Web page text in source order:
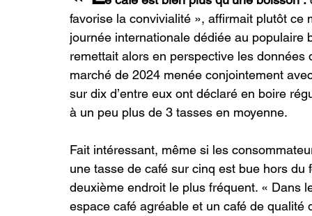
favorise la convivialité », affirmait plutôt ce
journée internationale dédiée au populaire
remettait alors en perspective les
marché de 2024 menée conjointement
sur dix d’entre eux ont déclaré en boire
à un peu plus de 3 tasses en moyenne.
Fait intéressant, même si les
une tasse de café sur cinq est bue hors
deuxième endroit le plus fréquent. « Dans
espace café agréable et un café de